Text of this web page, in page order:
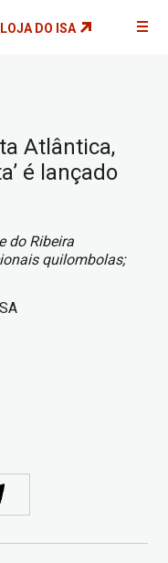
LOJA DO ISA
Atlântica,
é lançado
do Ribeira
quilombolas;